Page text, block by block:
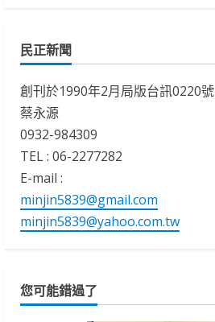
民正新聞
創刊於1990年2月局版台訊0220號
蔡永源
0932-984309
TEL : 06-2277282
E-mail :
minjin5839@gmail.com
minjin5839@yahoo.com.tw
您可能錯過了